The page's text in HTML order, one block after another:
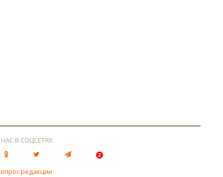
В СОЦСЕТЯХ
редакции